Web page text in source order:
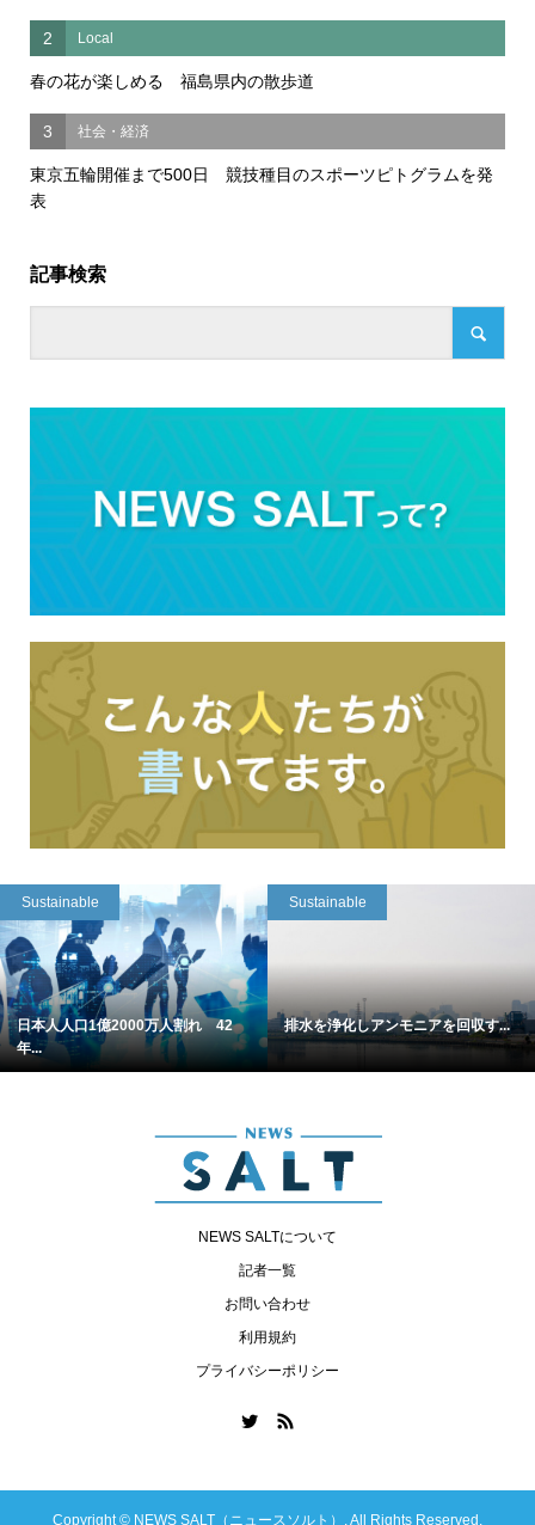
2 Local
春の花が楽しめる 福島県内の散歩道
3 社会・経済
東京五輪開催まで500日 競技種目のスポーツピトグラムを発
表
記事検索
Sustainable
日本人人口1億2000万人割れ 42
年...
Sustainable
排水を浄化しアンモニアを回収す...
NEWS SALTについて
記者一覧
お問い合わせ
利用規約
プライバシーポリシー
Copyright © NEWS SALT（ニュースソルト）. All Rights Reserved.